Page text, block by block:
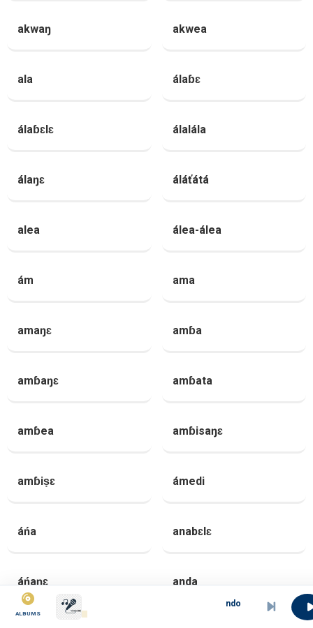
ALBUMS
ndolo l\&#039;amour
akwaŋ akwea
ala álaɓɛ
álaɓɛlɛ álalála
álaŋɛ áláťátá
alea álea-álea
ám ama
amaŋɛ amɓa
amɓaŋɛ amɓata
amɓea amɓisaŋɛ
amɓiṣɛ ámedi
áńa anabɛlɛ
áńaŋɛ anda